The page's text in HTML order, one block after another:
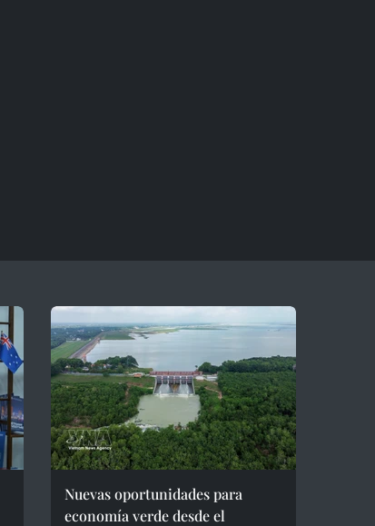
Nuevas oportunidades para
economía verde desde el